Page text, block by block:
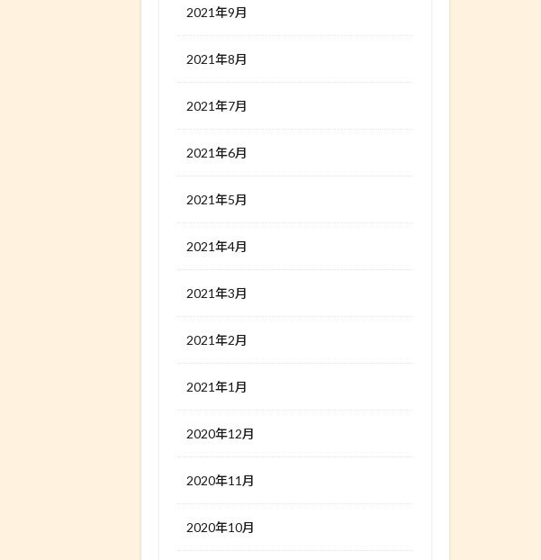
2021年9月
2021年8月
2021年7月
2021年6月
2021年5月
2021年4月
2021年3月
2021年2月
2021年1月
2020年12月
2020年11月
2020年10月